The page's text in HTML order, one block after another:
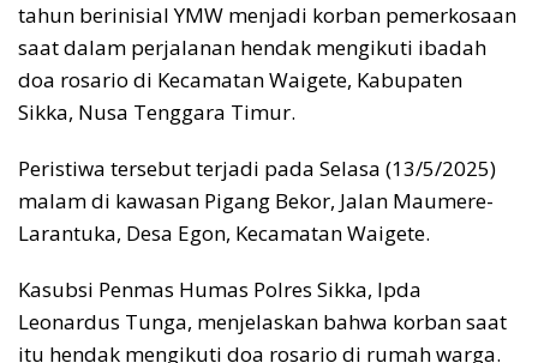
tahun berinisial YMW menjadi korban pemerkosaan
saat dalam perjalanan hendak mengikuti ibadah
doa rosario di Kecamatan Waigete, Kabupaten
Sikka, Nusa Tenggara Timur.
Peristiwa tersebut terjadi pada Selasa (13/5/2025)
malam di kawasan Pigang Bekor, Jalan Maumere-
Larantuka, Desa Egon, Kecamatan Waigete.
Kasubsi Penmas Humas Polres Sikka, Ipda
Leonardus Tunga, menjelaskan bahwa korban saat
itu hendak mengikuti doa rosario di rumah warga.